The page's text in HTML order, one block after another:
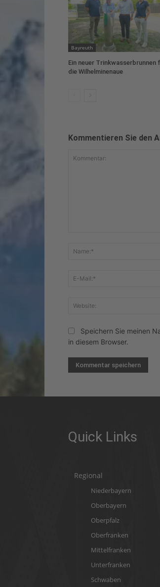
Bayreuth
Ein neuer Trinkwasserbrunnen
die Wilhelminenaue
Kommentieren Sie den
Speichern Sie meinen
in diesem Browser.
Quick Links
Regional
Niederbayern
Oberbayern
Oberpfalz
Oberfranken
Mittelfranken
Unterfranken
Schwaben